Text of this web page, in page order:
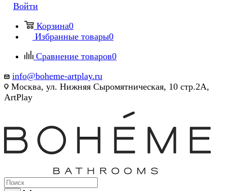
Войти
Корзина0
Избранные товары0
Сравнение товаров0
info@boheme-artplay.ru
Москва, ул. Нижняя Сыромятническая, 10 стр.2А,
ArtPlay